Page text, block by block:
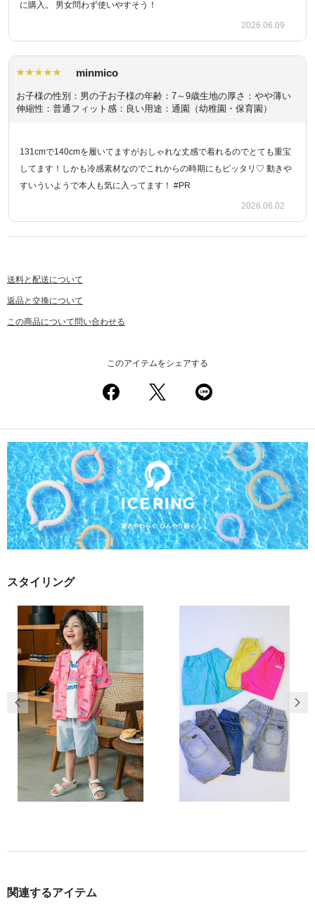
に購入。 男女問わず使いやすそう！
2026.06.09
minmico
お子様の性別：男の子お子様の年齢：7～9歳生地の厚さ：やや薄い
伸縮性：普通フィット感：良い用途：通園（幼稚園・保育園）
131cmで140cmを履いてますがおしゃれな丈感で着れるのでとても重宝
してます！しかも冷感素材なのでこれからの時期にもピッタリ♡ 動きや
すいういようで本人も気に入ってます！ #PR
2026.06.02
送料と配送について
返品と交換について
この商品について問い合わせる
このアイテムをシェアする
スタイリング
前の画像 次
関連するアイテム